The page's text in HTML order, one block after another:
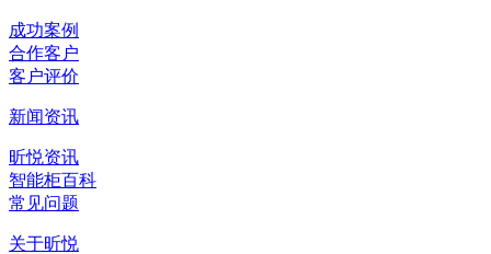
成功案例
合作客户
客户评价
新闻资讯
昕悦资讯
智能柜百科
常见问题
关于昕悦